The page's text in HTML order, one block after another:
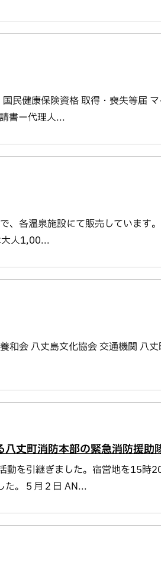
民健康保険資格 取得・喪失等届
書ー代理人...
、各温泉施設にて販売しています
大人1,00...
和会 八丈島文化協会 交通機関 八丈
丈町消防本部の緊急消防援助
動を引継ぎました。宿営地を15時
た。５月２日 AN...